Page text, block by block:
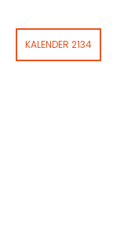
KALENDER 2134